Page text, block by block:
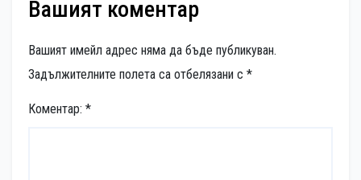
Вашият коментар
Вашият имейл адрес няма да бъде публикуван.
Задължителните полета са отбелязани с *
Коментар: *